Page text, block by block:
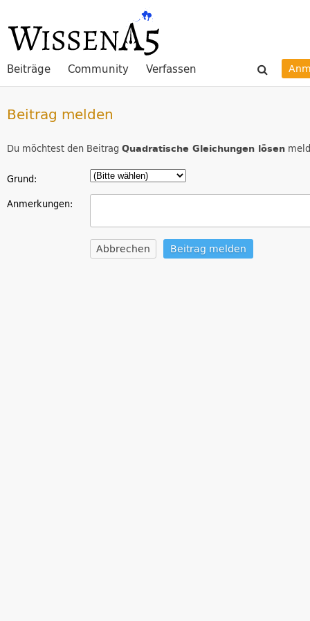
Beiträge Community Verfassen
Beitrag melden
Du möchtest den Beitrag Quadratische Gleichungen lösen
Grund:
Anmerkungen:
Abbrechen